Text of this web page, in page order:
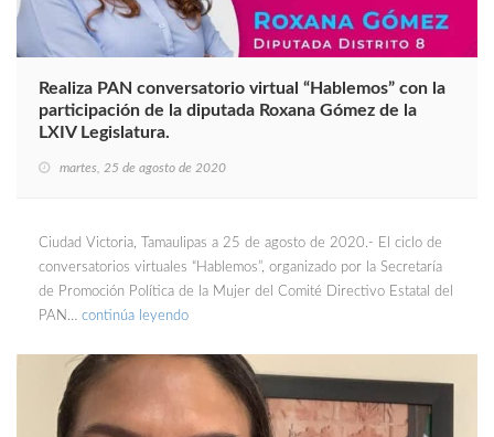
Realiza PAN conversatorio virtual “Hablemos” con la
participación de la diputada Roxana Gómez de la
LXIV Legislatura.
martes, 25 de agosto de 2020
Ciudad Victoria, Tamaulipas a 25 de agosto de 2020.- El ciclo de
conversatorios virtuales “Hablemos”, organizado por la Secretaría
de Promoción Política de la Mujer del Comité Directivo Estatal del
PAN… continúa leyendo